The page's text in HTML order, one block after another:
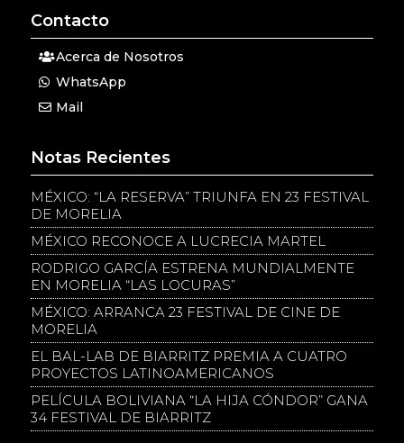
Contacto
Acerca de Nosotros
WhatsApp
Mail
Notas Recientes
MÉXICO: “LA RESERVA” TRIUNFA EN 23 FESTIVAL
DE MORELIA
MÉXICO RECONOCE A LUCRECIA MARTEL
RODRIGO GARCÍA ESTRENA MUNDIALMENTE
EN MORELIA “LAS LOCURAS”
MÉXICO: ARRANCA 23 FESTIVAL DE CINE DE
MORELIA
EL BAL-LAB DE BIARRITZ PREMIA A CUATRO
PROYECTOS LATINOAMERICANOS
PELÍCULA BOLIVIANA “LA HIJA CÓNDOR” GANA
34 FESTIVAL DE BIARRITZ